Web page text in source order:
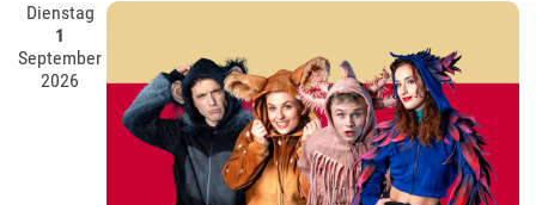
Dienstag
1
September
2026